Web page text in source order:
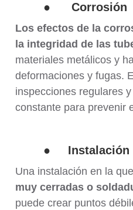
● Corrosión
Los efectos de la
la integridad de las
materiales metálicos y
deformaciones y fugas.
inspecciones regulares
constante para prevenir
● Instalación
Una instalación en la
muy cerradas o
puede crear puntos